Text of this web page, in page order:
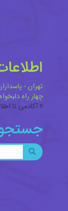
تهران -
چهار راه
!! آکادمی تا اطلاع بعدی تعطیل میباشد !!